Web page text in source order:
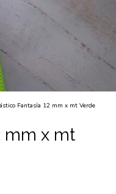
Fantasía 12 mm x mt Verde
mm x mt